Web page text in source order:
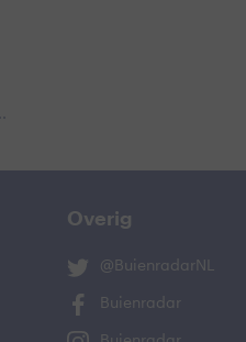
Overig
@BuienradarNL
Buienradar